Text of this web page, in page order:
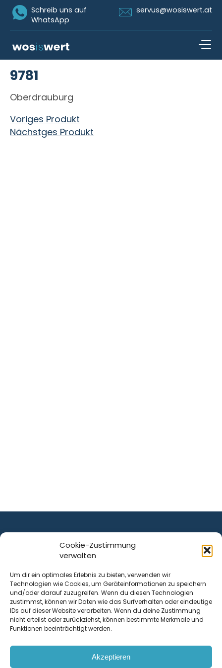
Cookie-Zustimmung
verwalten
Um dir ein optimales Erlebnis zu bieten, verwenden wir
Technologien wie Cookies, um Geräteinformationen zu speichern
und/oder darauf zuzugreifen. Wenn du diesen Technologien
zustimmst, können wir Daten wie das Surfverhalten oder eindeutige
IDs auf dieser Website verarbeiten. Wenn du deine Zustimmung
nicht erteilst oder zurückziehst, können bestimmte Merkmale und
Funktionen beeinträchtigt werden.
Akzeptieren
Icon Whatsapp
Schreib uns auf
WhatsApp
Icon Email
servus@wosiswert.at
9781
Oberdrauburg
Beitragsnavigation
Voriges Produkt
Nächstges Produkt
ist ein Service von
Krenn Real GmbH
Tischlerstraße 12
4050Traun| Österreich
Kontakt